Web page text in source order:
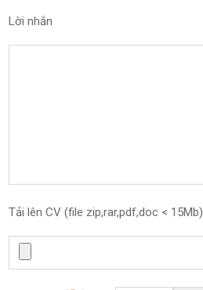
Lời nhắn
Tải lên CV (file zip,rar,pdf,doc < 15Mb)